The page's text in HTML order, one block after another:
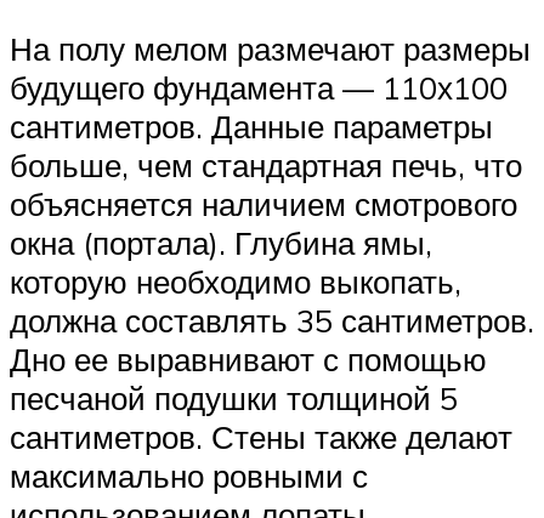
На полу мелом размечают размеры
будущего фундамента — 110х100
сантиметров. Данные параметры
больше, чем стандартная печь, что
объясняется наличием смотрового
окна (портала). Глубина ямы,
которую необходимо выкопать,
должна составлять 35 сантиметров.
Дно ее выравнивают с помощью
песчаной подушки толщиной 5
сантиметров. Стены также делают
максимально ровными с